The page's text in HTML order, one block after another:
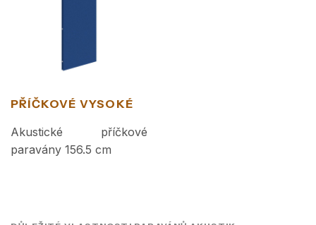
PŘÍČKOVÉ VYSOKÉ
Akustické příčkové
paravány 156.5 cm